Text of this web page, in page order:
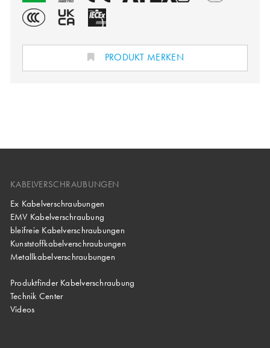
PRODUKT MERKEN
KABELVERSCHRAUBUNGEN
Ex Kabelverschraubungen
EMV Kabelverschraubung
bleifreie Kabelverschraubungen
Kunststoffkabelverschraubungen
Metallkabelverschraubungen
Produktfinder Kabelverschraubung
Technik Center
Videos